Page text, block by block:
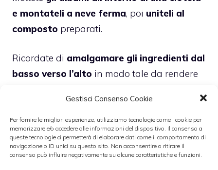
Gestisci Consenso Cookie
Per fornire le migliori esperienze, utilizziamo tecnologie come i cookie per
memorizzare e/o accedere alle informazioni del dispositivo. Il consenso a
queste tecnologie ci permetterà di elaborare dati come il comportamento di
navigazione o ID unici su questo sito. Non acconsentire o ritirare il
consenso può influire negativamente su alcune caratteristiche e funzioni.
e montateli a neve ferma, poi uniteli al
composto preparati.
Ricordate di amalgamare gli ingredienti dal
basso verso l’alto in modo tale da rendere
Versate ilcomposto amalgamato
all’interno di una sac a pochecon le
bocchetta liscia o meno (in base ai vostri